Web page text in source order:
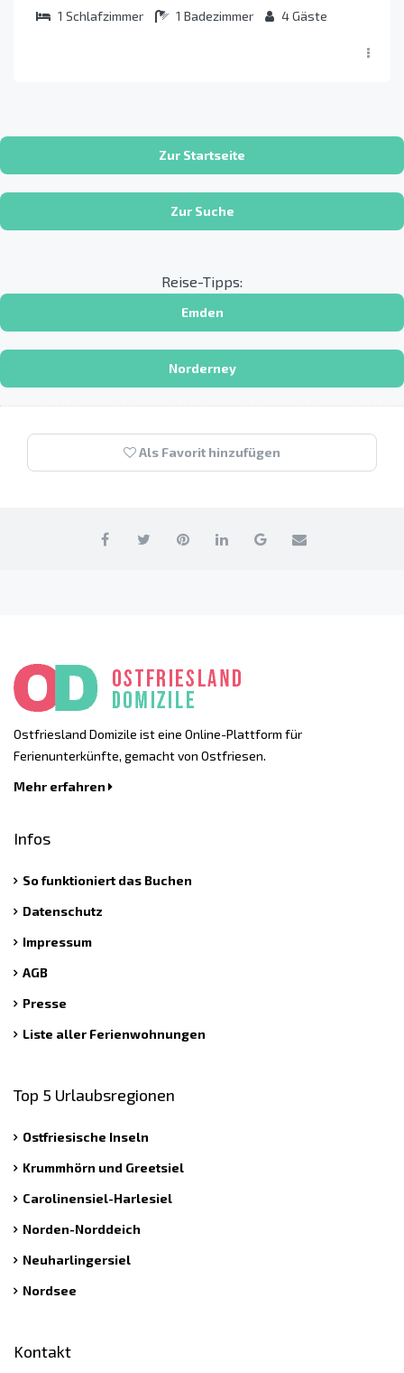
1 Schlafzimmer 1 Badezimmer 4Gäste
Zur Startseite
Zur Suche
Reise-Tipps:
Emden
Norderney
Als Favorit hinzufügen
Ostfriesland Domizile ist eine Online-Plattform für
Ferienunterkünfte, gemacht von Ostfriesen.
Mehr erfahren
Infos
So funktioniert das Buchen
Datenschutz
Impressum
AGB
Presse
Liste aller Ferienwohnungen
Top 5 Urlaubsregionen
Ostfriesische Inseln
Krummhörn und Greetsiel
Carolinensiel-Harlesiel
Norden-Norddeich
Neuharlingersiel
Nordsee
Kontakt